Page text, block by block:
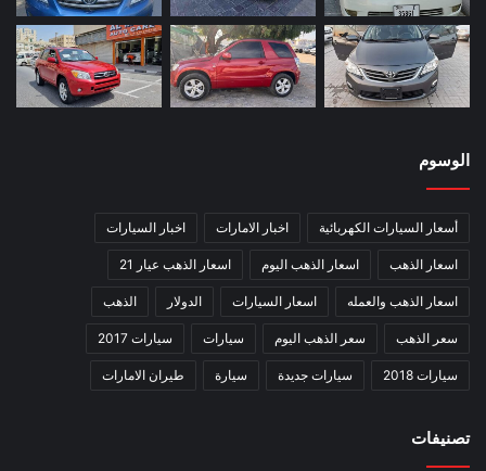
الوسوم
أسعار السيارات الكهربائية اخبار الامارات اخبار السيارات
اسعار الذهب اسعار الذهب اليوم اسعار الذهب عيار 21
اسعار الذهب والعمله اسعار السيارات الدولار الذهب
سعر الذهب سعر الذهب اليوم سيارات سيارات 2017
سيارات 2018 سيارات جديدة سيارة طيران الامارات
تصنيفات